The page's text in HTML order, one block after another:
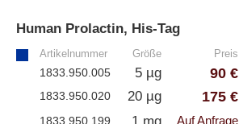
Antikörper
Human Prolactin, His-Tag
Artikelnummer Größe Preis
1833.950.005 5 µg 90 €
1833.950.020 20 µg 175 €
1833.950.199 Auf Anfrage